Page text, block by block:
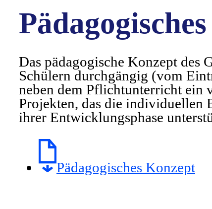
Das pädagogische Konzept des
Schülern durchgängig (vom
neben dem Pflichtunterricht ein
Projekten, das die individuellen
ihrer Entwicklungsphase
Pädagogisches Konzept